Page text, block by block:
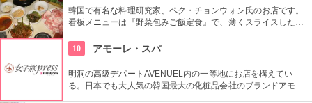
韓国で有名な料理研究家、ペク・チョンウォン氏のお店です。
看板メニューは『野菜包みご飯定食』で、薄くスライスした色
れる有機野菜はなんと30種類も。見た目も楽しいですよ。
10 アモーレ・スパ
明洞の高級デパートAVENUEL内の一等地にお店を構えてい
る。日本でも大人気の韓国最大の化粧品会社のブランドアモー